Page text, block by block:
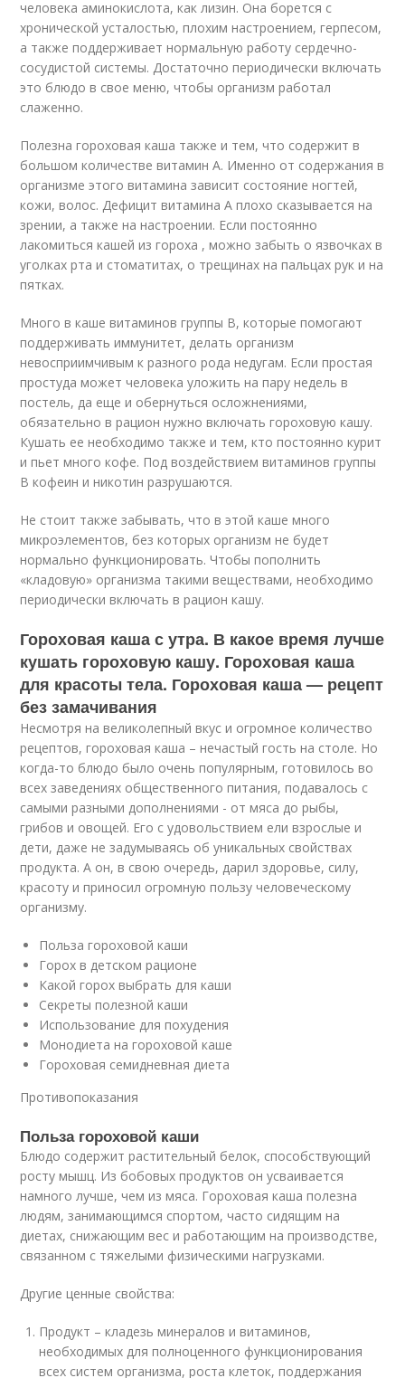
человека аминокислота, как лизин. Она борется с
хронической усталостью, плохим настроением, герпесом,
а также поддерживает нормальную работу сердечно-
сосудистой системы. Достаточно периодически включать
это блюдо в свое меню, чтобы организм работал
слаженно.
Полезна гороховая каша также и тем, что содержит в
большом количестве витамин А. Именно от содержания в
организме этого витамина зависит состояние ногтей,
кожи, волос. Дефицит витамина А плохо сказывается на
зрении, а также на настроении. Если постоянно
лакомиться кашей из гороха , можно забыть о язвочках в
уголках рта и стоматитах, о трещинах на пальцах рук и на
пятках.
Много в каше витаминов группы В, которые помогают
поддерживать иммунитет, делать организм
невосприимчивым к разного рода недугам. Если простая
простуда может человека уложить на пару недель в
постель, да еще и обернуться осложнениями,
обязательно в рацион нужно включать гороховую кашу.
Кушать ее необходимо также и тем, кто постоянно курит
и пьет много кофе. Под воздействием витаминов группы
В кофеин и никотин разрушаются.
Не стоит также забывать, что в этой каше много
микроэлементов, без которых организм не будет
нормально функционировать. Чтобы пополнить
«кладовую» организма такими веществами, необходимо
периодически включать в рацион кашу.
Гороховая каша с утра. В какое время лучше
кушать гороховую кашу. Гороховая каша
для красоты тела. Гороховая каша — рецепт
без замачивания
Несмотря на великолепный вкус и огромное количество
рецептов, гороховая каша – нечастый гость на столе. Но
когда-то блюдо было очень популярным, готовилось во
всех заведениях общественного питания, подавалось с
самыми разными дополнениями - от мяса до рыбы,
грибов и овощей. Его с удовольствием ели взрослые и
дети, даже не задумываясь об уникальных свойствах
продукта. А он, в свою очередь, дарил здоровье, силу,
красоту и приносил огромную пользу человеческому
организму.
Польза гороховой каши
Горох в детском рационе
Какой горох выбрать для каши
Секреты полезной каши
Использование для похудения
Монодиета на гороховой каше
Гороховая семидневная диета
Противопоказания
Польза гороховой каши
Блюдо содержит растительный белок, способствующий
росту мышц. Из бобовых продуктов он усваивается
намного лучше, чем из мяса. Гороховая каша полезна
людям, занимающимся спортом, часто сидящим на
диетах, снижающим вес и работающим на производстве,
связанном с тяжелыми физическими нагрузками.
Другие ценные свойства:
Продукт – кладезь минералов и витаминов,
необходимых для полноценного функционирования
всех систем организма, роста клеток, поддержания